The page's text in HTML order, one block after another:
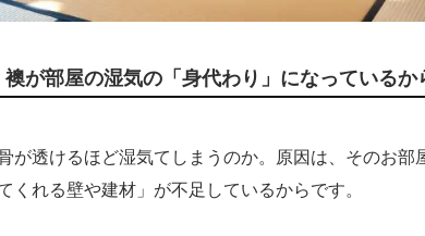
襖が部屋の湿気の「身代わり」になっているか
が透けるほど湿気てしまうのか。原因は、そのお部
くれる壁や建材」が不足しているからです。